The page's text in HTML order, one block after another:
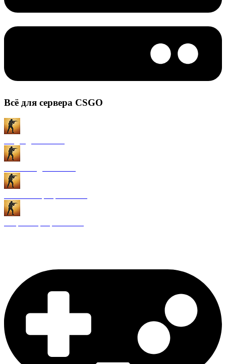
Всё для сервера CSGO